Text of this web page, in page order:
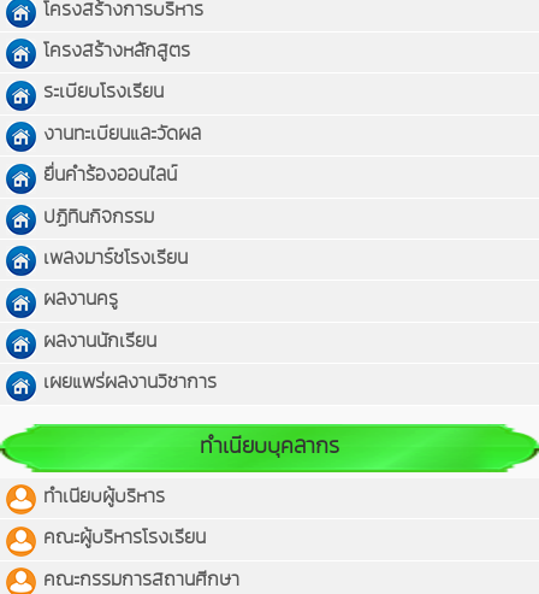
โครงสร้างการบริหาร
โครงสร้างหลักสูตร
ระเบียบโรงเรียน
งานทะเบียนและวัดผล
ยื่นคำร้องออนไลน์
ปฏิทินกิจกรรม
เพลงมาร์ชโรงเรียน
ผลงานครู
ผลงานนักเรียน
เผยแพร่ผลงานวิชาการ
ทำเนียบบุคลากร
ทำเนียบผู้บริหาร
คณะผู้บริหารโรงเรียน
คณะกรรมการสถานศีกษา